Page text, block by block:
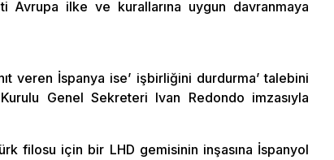
Avrupa ilke ve kurallarına uygun davranmaya
veren İspanya ise’ işbirliğini durdurma’ talebini
Genel Sekreteri Ivan Redondo imzasıyla
filosu için bir LHD gemisinin inşasına İspanyol